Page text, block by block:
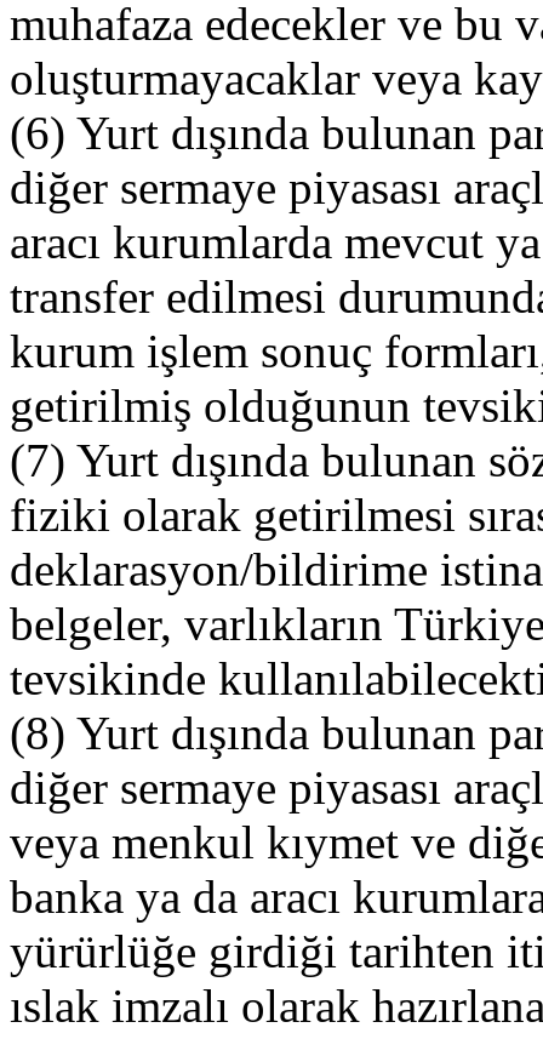
muhafaza edecekler ve bu
oluşturmayacaklar veya
(6) Yurt dışında bulunan
diğer sermaye piyasası
aracı kurumlarda mevcut
transfer edilmesi
kurum işlem sonuç
getirilmiş olduğunun
(7) Yurt dışında bulunan
fiziki olarak getirilmesi
deklarasyon/bildirime
belgeler, varlıkların
tevsikinde
(8) Yurt dışında bulunan
diğer sermaye piyasası
veya menkul kıymet ve
banka ya da aracı
yürürlüğe girdiği tarihten
ıslak imzalı olarak